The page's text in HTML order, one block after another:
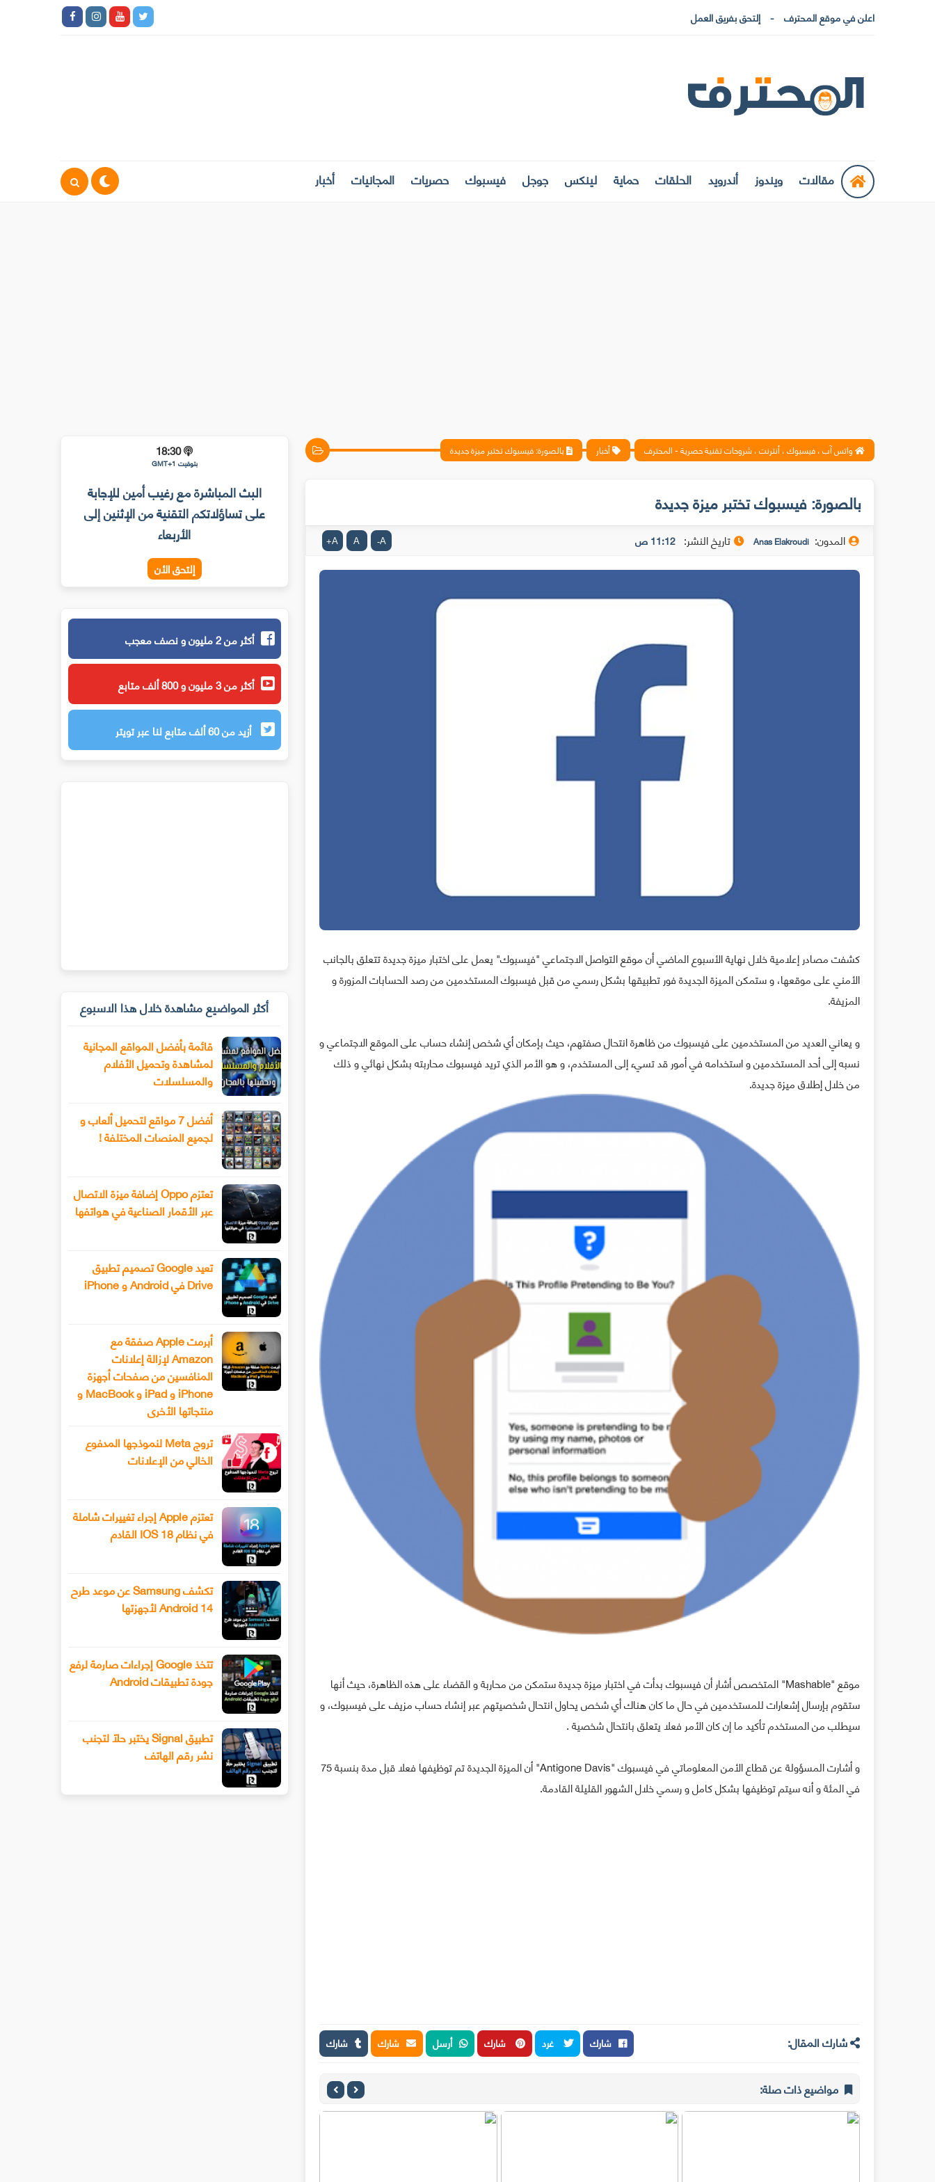
اعلن في موقع المحترف إلتحق بفريق العمل
مقالات ويندوز أندرويد الحلقات حماية لينكس جوجل فيسبوك حصريات المجانيات أخبار
واتس آب ، فيسبوك ، أنترنت ، شروحات تقنية حصرية - المحترف أخبار بالصورة: فيسبوك تختبر ميزة جديدة
بالصورة: فيسبوك تختبر ميزة جديدة
المدون: Anas Elakroudi تاريخ النشر: 11:12 ص A
-
A
A
+
كشفت مصادر إعلامية خلال نهاية الأسبوع الماضي أن موقع التواصل الاجتماعي "فيسبوك" يعمل على اختبار ميزة جديدة تتعلق بالجانب
الأمني على موقعها، و ستمكن الميزة الجديدة فور تطبيقها بشكل رسمي من قبل فيسبوك المستخدمين من رصد الحسابات المزورة و
المزيفة.
و يعاني العديد من المستخدمين على فيسبوك من ظاهرة انتحال صفتهم، حيث بإمكان أي شخص إنشاء حساب على الموقع الاجتماعي و
نسبه إلى أحد المستخدمين و استخدامه في أمور قد تسيء إلى المستخدم، و هو الأمر الذي تريد فيسبوك محاربته بشكل نهائي و ذلك
من خلال إطلاق ميزة جديدة.
موقع "Mashable" المتخصص أشار أن فيسبوك بدأت في اختبار ميزة جديدة ستمكن من محاربة و القضاء على هذه الظاهرة، حيث أنها
ستقوم بإرسال إشعارات للمستخدمين في حال ما كان هناك أي شخص يحاول انتحال شخصيتهم عبر إنشاء حساب مزيف على فيسبوك، و
سيطلب من المستخدم تأكيد ما إن كان الأمر فعلا يتعلق بانتحال شخصية .
و أشارت المسؤولة عن قطاع الأمن المعلوماتي في فيسبوك "Antigone Davis" أن الميزة الجديدة تم توظيفها فعلا قبل مدة بنسبة 75
في المئة و أنه سيتم توظيفها بشكل كامل و رسمي خلال الشهور القليلة القادمة.
شارك المقال: شارك غرد شارك أرسل شارك شارك
مواضيع ذات صلة:
18:30
بتوقيت GMT+1
البث المباشرة مع رغيب أمين للإجابة
على تساؤلاتكم التقنية من الإثنين إلى
الأربعاء
إلتحق الأن
أكثر من 2 مليون و نصف معجب
أكثر من 3 مليون و 800 ألف متابع
أزيد من 60 ألف متابع لنا عبر تويتر
أكثر المواضيع مشاهدة خلال هذا الاسبوع
قائمة بأفضل المواقع المجانية
لمشاهدة وتحميل الأفلام
والمسلسلات
أفضل 7 مواقع لتحميل ألعاب و
لجميع المنصات المختلفة !
تعتزم Oppo إضافة ميزة الاتصال
عبر الأقمار الصناعية في هواتفها
تعيد Google تصميم تطبيق
Drive في Android و iPhone
أبرمت Apple صفقة مع
Amazon لإزالة إعلانات
المنافسين من صفحات أجهزة
iPhone و iPad و MacBook و
منتجاتها الأخرى
تروج Meta لنموذجها المدفوع
الخالي من الإعلانات
تعتزم Apple إجراء تغييرات شاملة
في نظام IOS 18 القادم
تكشف Samsung عن موعد طرح
Android 14 لأجهزتها
تتخذ Google إجراءات صارمة لرفع
جودة تطبيقات Android
تطبيق Signal يختبر حلًا لتجنب
نشر رقم الهاتف